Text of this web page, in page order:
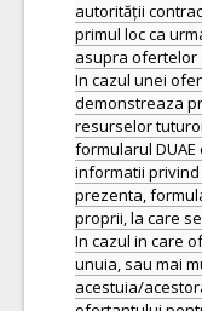
autorității
primul loc ca
asupra ofertelor
In cazul unei
demonstreaza
resurselor
formularul
informatii privind
prezenta,
proprii, la care
In cazul in care
unuia, sau mai
acestuia/